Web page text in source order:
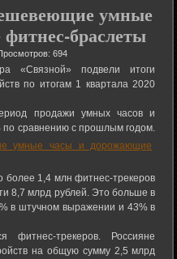
умные
браслеты
694
«Связной» подвели итоги
по итогам 1 квартала 2020
продажи умных часов и
по сравнению с прошлым годом.
более 1,4 млн фитнес-трекеров
8,7 млрд рублей. Это больше в
в штучном выражении и 43% в
фитнес-трекеров. Россияне
на общую сумму 2,5 млрд